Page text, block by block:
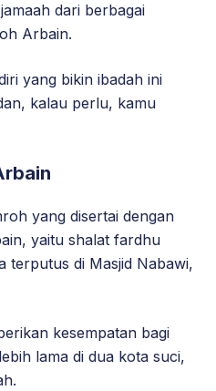
dari berbagai
Arbain.
yang bikin ibadah ini
kalau perlu, kamu
yang disertai dengan
yaitu shalat fardhu
terputus di Masjid Nabawi,
kesempatan bagi
lama di dua kota suci,